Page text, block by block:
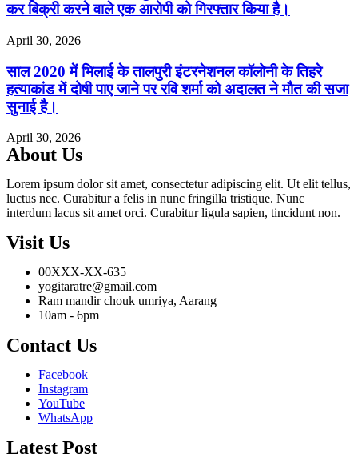
कर बिक्री करने वाले एक आरोपी को गिरफ्तार किया है।
April 30, 2026
साल 2020 में भिलाई के तालपुरी इंटरनेशनल कॉलोनी के तिहरे
हत्याकांड में दोषी पाए जाने पर रवि शर्मा को अदालत ने मौत की सजा
सुनाई है।
April 30, 2026
About Us
Lorem ipsum dolor sit amet, consectetur adipiscing elit. Ut elit tellus,
luctus nec. Curabitur a felis in nunc fringilla tristique. Nunc
interdum lacus sit amet orci. Curabitur ligula sapien, tincidunt non.
Visit Us
00XXX-XX-635
yogitaratre@gmail.com
Ram mandir chouk umriya, Aarang
10am - 6pm
Contact Us
Facebook
Instagram
YouTube
WhatsApp
Latest Post